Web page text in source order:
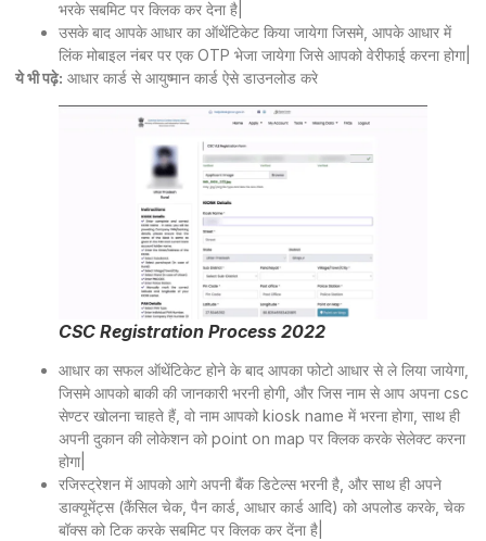
भरके सबमिट पर क्लिक कर देना है|
उसके बाद आपके आधार का ऑथेंटिकेट किया जायेगा जिसमे, आपके आधार में
लिंक मोबाइल नंबर पर एक OTP भेजा जायेगा जिसे आपको वेरीफाई करना होगा|
ये भी पढ़े: आधार कार्ड से आयुष्मान कार्ड ऐसे डाउनलोड करे
CSC Registration Process 2022
आधार का सफल ऑथेंटिकेट होने के बाद आपका फोटो आधार से ले लिया जायेगा,
जिसमे आपको बाकी की जानकारी भरनी होगी, और जिस नाम से आप अपना csc
सेण्टर खोलना चाहते हैं, वो नाम आपको kiosk name में भरना होगा, साथ ही
अपनी दुकान की लोकेशन को point on map पर क्लिक करके सेलेक्ट करना
होगा|
रजिस्ट्रेशन में आपको आगे अपनी बैंक डिटेल्स भरनी है, और साथ ही अपने
डाक्यूमेंट्स (कैंसिल चेक, पैन कार्ड, आधार कार्ड आदि) को अपलोड करके, चेक
बॉक्स को टिक करके सबमिट पर क्लिक कर देंना है|